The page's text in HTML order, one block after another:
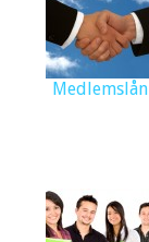
Medlemslån